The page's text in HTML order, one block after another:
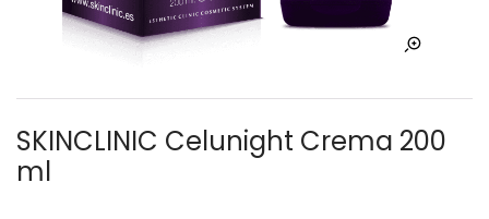
SKINCLINIC Celunight Crema 200
ml